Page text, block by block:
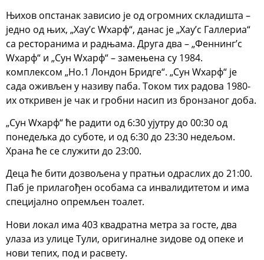
Њихов опстанак зависио је од огромних складишта –
једно од њих, „Хаy’с Wхарф“, данас је „Хаy’с Галлериа“
са ресторанима и радњама. Друга два – „Феннинг’с
Wхарф“ и „Сун Wхарф“ – замењена су 1984.
комплексом „Но.1 Лондон Бридге“. „Сун Wхарф“ је
сада оживљен у називу паба. Током тих радова 1980-
их откривен је чак и гробни насип из бронзаног доба.
„Сун Wхарф“ ће радити од 6:30 ујутру до 00:30 од
понедељка до суботе, и од 6:30 до 23:30 недељом.
Храна ће се служити до 23:00.
Деца ће бити дозвољена у пратњи одраслих до 21:00.
Паб је прилагођен особама са инвалидитетом и има
специјално опремљен тоалет.
Нови локал има 403 квадратна метра за госте, два
улаза из улице Тули, оригиналне зидове од опеке и
нови тепих, под и расвету.